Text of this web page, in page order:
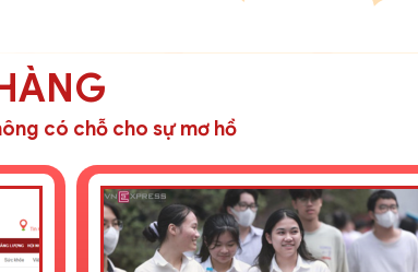
có chỗ cho sự mơ hồ